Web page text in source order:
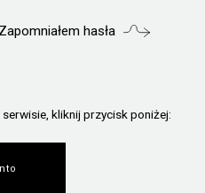
Zapomniałem hasła
kliknij przycisk poniżej: